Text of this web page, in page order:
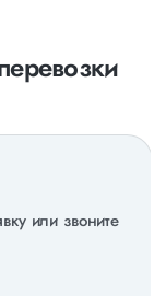
или звоните